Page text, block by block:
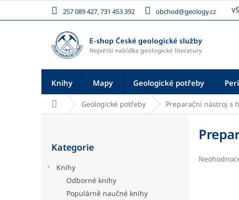
obsah
257 089 427, 731 453 392 obchod@geology.cz
Knihy Mapy Geologické potřeby
Domů Geologické potřeby Preparační nástroj s
kategorie
Kategorie
Knihy
Odborné knihy
Populárně naučné knihy
Průměrné